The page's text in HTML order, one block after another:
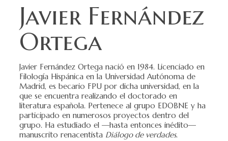
Javier Fernández
Ortega
Javier Fernández Ortega nació en 1984. Licenciado en
Filología Hispánica en la Universidad Autónoma de
Madrid, es becario FPU por dicha universidad, en la
que se encuentra realizando el doctorado en
literatura española. Pertenece al grupo EDOBNE y ha
participado en numerosos proyectos dentro del
grupo. Ha estudiado el —hasta entonces inédito—
manuscrito renacentista Diálogo de verdades.